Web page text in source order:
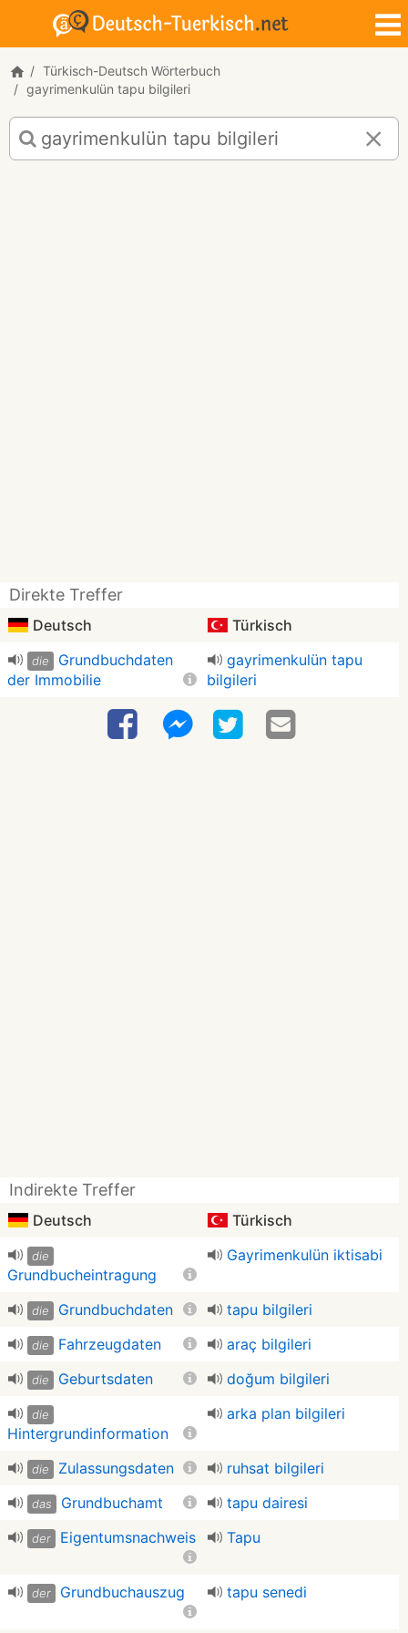
Türkisch-Deutsch Wörterbuch
gayrimenkulün tapu bilgileri
Türkisch-
Deutsch
Übersetzung
Direkte Treffer
Deutsch Türkisch
die
Grundbuchdaten
der Immobilie
gayrimenkulün tapu
bilgileri
Indirekte Treffer
Deutsch Türkisch
die
Grundbucheintragung
Gayrimenkulün iktisabi
die Grundbuchdaten tapu bilgileri
die Fahrzeugdaten araç bilgileri
die Geburtsdaten doğum bilgileri
die
Hintergrundinformation
arka plan bilgileri
die Zulassungsdaten ruhsat bilgileri
das Grundbuchamt tapu dairesi
der Eigentumsnachweis Tapu
der Grundbuchauszug tapu senedi